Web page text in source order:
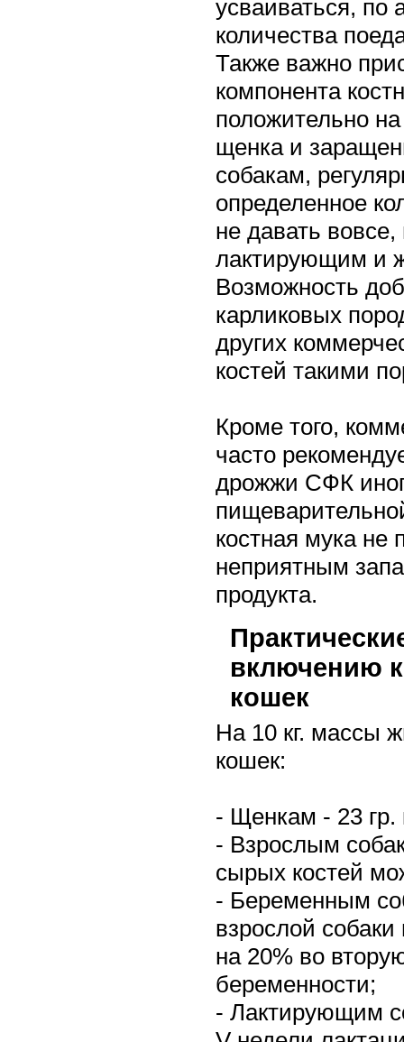
усваиваться, по
количества
Также важно
компонента
положительно
щенка и
собакам,
определенное
не давать
лактирующим и
Возможность
карликовых
других
костей такими
Кроме того,
часто
дрожжи СФК
костная мука не
неприятным
продукта.
включению
кошек
На 10 кг. массы
кошек:
- Щенкам - 23 гр.
- Взрослым
сырых костей
- Беременным
взрослой
на 20% во
беременности;
- Лактирующим